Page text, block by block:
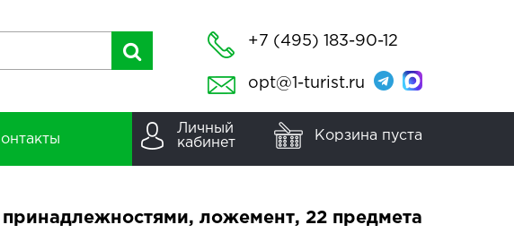
+7 (495) 183-90-12
opt@1-turist.ru
Личный
кабинет
Корзина пуста
ложемент, 22 предмета